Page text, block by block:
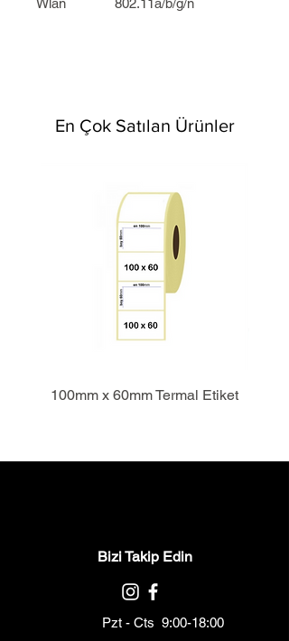
Wlan 802.11a/b/g/n
En Çok Satılan Ürünler
100mm x 60mm Termal Etiket
Bizi Takip Edin
Pzt - Cts 9:00-18:00